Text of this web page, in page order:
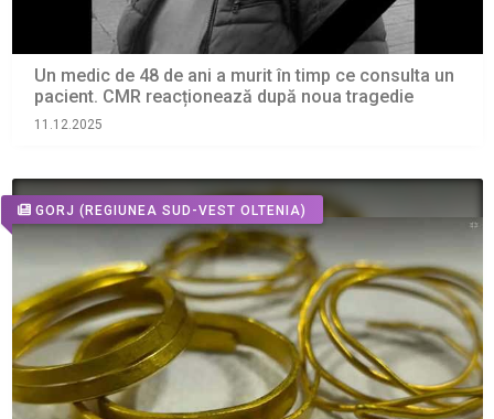
Un medic de 48 de ani a murit în timp ce consulta un
pacient. CMR reacționează după noua tragedie
11.12.2025
GORJ (REGIUNEA SUD-VEST OLTENIA)